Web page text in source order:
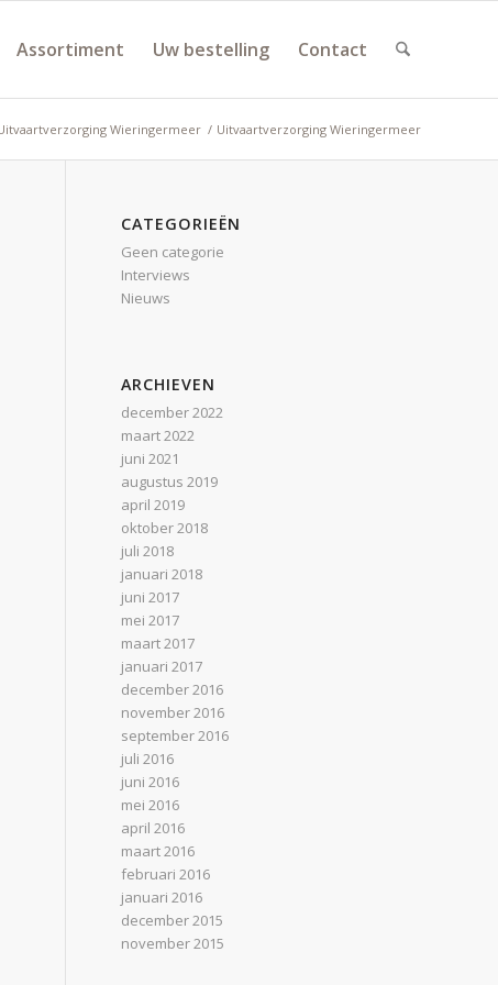
Assortiment Uw bestelling Contact
Wieringermeer / Uitvaartverzorging Wieringermeer
CATEGORIEËN
Geen categorie
Interviews
Nieuws
ARCHIEVEN
december 2022
maart 2022
juni 2021
augustus 2019
april 2019
oktober 2018
juli 2018
januari 2018
juni 2017
mei 2017
maart 2017
januari 2017
december 2016
november 2016
september 2016
juli 2016
juni 2016
mei 2016
april 2016
maart 2016
februari 2016
januari 2016
december 2015
november 2015